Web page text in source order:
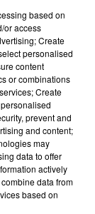
sort des
:
based on
or access
Create
personalised
content
or combinations
Create
prevent and
and content;
may
data to offer
actively
data from
based on